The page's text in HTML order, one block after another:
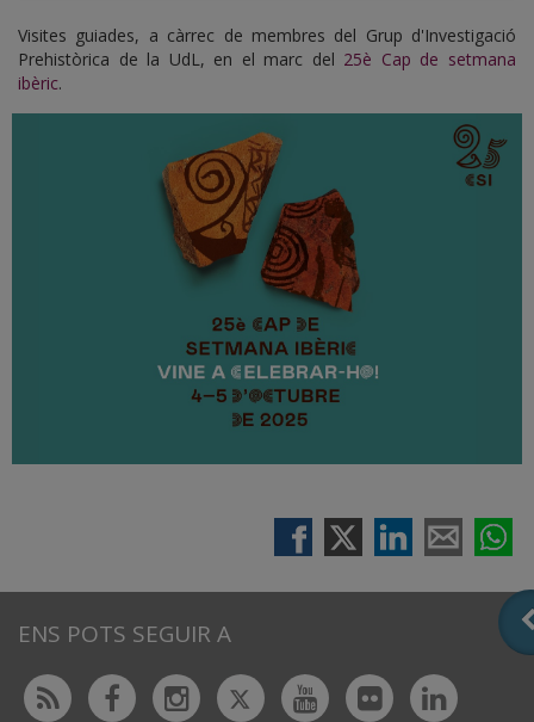
Visites guiades, a càrrec de membres del Grup d'Investigació
Prehistòrica de la UdL, en el marc del 25è Cap de setmana
ibèric.
ENS POTS SEGUIR A
Rss FacebookInstagram
TwitterYoutubeFlickr